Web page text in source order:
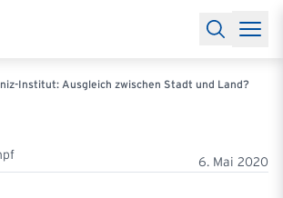
Anschlussfinanzierung
werden
2026
Institut: Ausgleich zwischen Stadt und Land?
6. Mai 2020